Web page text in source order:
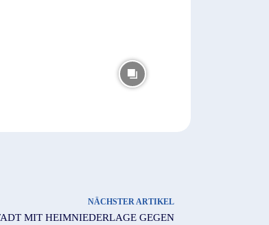
NÄCHSTER ARTIKEL
MIT HEIMNIEDERLAGE GEGEN L